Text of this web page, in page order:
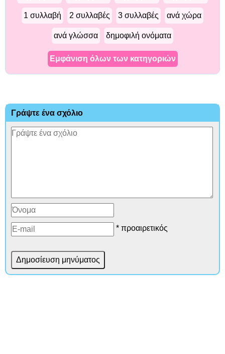
1 συλλαβή 2 συλλαβές 3 συλλαβές ανά χώρα
ανά γλώσσα δημοφιλή ονόματα
Εμφάνιση όλων των κατηγοριών
Γράψτε ένα σχόλιο
* προαιρετικός